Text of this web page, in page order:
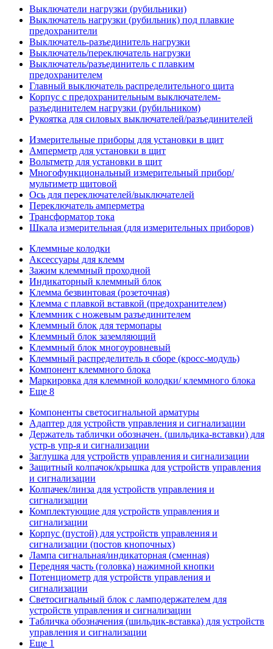
Выключатели нагрузки (рубильники)
Выключатель нагрузки (рубильник) под плавкие
предохранители
Выключатель-разъединитель нагрузки
Выключатель/переключатель нагрузки
Выключатель/разъединитель с плавким
предохранителем
Главный выключатель распределительного щита
Корпус с предохранительным выключателем-
разъединителем нагрузки (рубильником)
Рукоятка для силовых выключателей/разъединителей
Измерительные приборы для установки в щит
Амперметр для установки в щит
Вольтметр для установки в щит
Многофункциональный измерительный прибор/
мультиметр щитовой
Ось для переключателей/выключателей
Переключатель амперметра
Трансформатор тока
Шкала измерительная (для измерительных приборов)
Клеммные колодки
Аксессуары для клемм
Зажим клеммный проходной
Индикаторный клеммный блок
Клемма безвинтовая (розеточная)
Клемма с плавкой вставкой (предохранителем)
Клеммник с ножевым разъединителем
Клеммный блок для термопары
Клеммный блок заземляющий
Клеммный блок многоуровневый
Клеммный распределитель в сборе (кросс-модуль)
Компонент клеммного блока
Маркировка для клеммной колодки/ клеммного блока
Еще 8
Компоненты светосигнальной арматуры
Адаптер для устройств управления и сигнализации
Держатель таблички обозначен. (шильдика-вставки) для
устр-в упр-я и сигнализации
Заглушка для устройств управления и сигнализации
Защитный колпачок/крышка для устройств управления
и сигнализации
Колпачек/линза для устройств управления и
сигнализации
Комплектующие для устройств управления и
сигнализации
Корпус (пустой) для устройств управления и
сигнализации (постов кнопочных)
Лампа сигнальная/индикаторная (сменная)
Передняя часть (головка) нажимной кнопки
Потенциометр для устройств управления и
сигнализации
Светосигнальный блок с ламподержателем для
устройств управления и сигнализации
Табличка обозначения (шильдик-вставка) для устройств
управления и сигнализации
Еще 1